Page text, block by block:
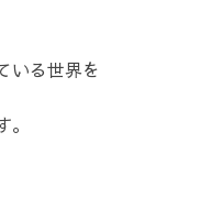
いる世界を